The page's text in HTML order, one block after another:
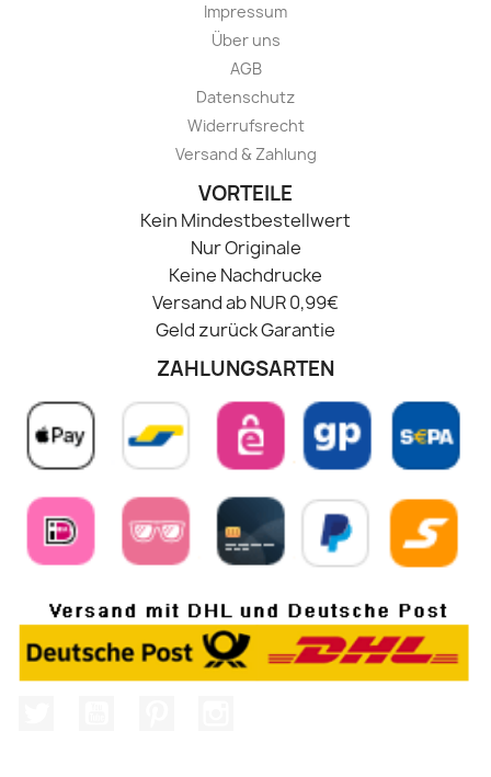
Impressum
Über uns
AGB
Datenschutz
Widerrufsrecht
Versand & Zahlung
VORTEILE
Kein Mindestbestellwert
Nur Originale
Keine Nachdrucke
Versand ab NUR 0,99€
Geld zurück Garantie
ZAHLUNGSARTEN